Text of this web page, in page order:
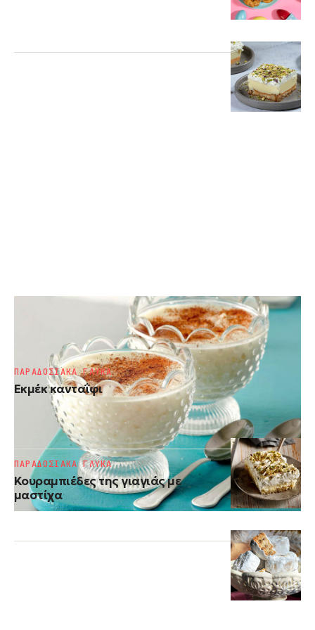
ΠΑΡΑΔΟΣΙΑΚΑ ΓΛΥΚΑ
Εκμέκ κανταΐφι
ΠΑΡΑΔΟΣΙΑΚΑ ΓΛΥΚΑ
Κουραµπιέδες της γιαγιάς µε
µαστίχα
ΠΑΡΑΔΟΣΙΑΚΑ ΓΛΥΚΑ